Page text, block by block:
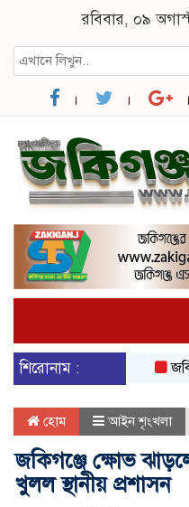
রবিবার, ০৯
শিরোনাম :
হোম আইন শৃংখলা
জকিগঞ্জে ক্ষোভ
খুলল স্থানীয় প্রশাসন